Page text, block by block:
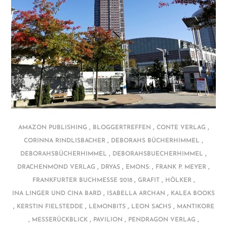
AMAZON PUBLISHING , BLOGGERTREFFEN , CONTE VERLAG ,
CORINNA RINDLISBACHER , DEBORAHS BÜCHERHIMMEL ,
DEBORAHSBÜCHERHIMMEL , DEBORAHSBUECHERHIMMEL ,
DRACHENMOND VERLAG , DRYAS , EMONS: , FRANK P. MEYER ,
FRANKFURTER BUCHMESSE 2018, GRAFIT, HÖLKER,
INA LINGER UND CINA BARD , ISABELLA ARCHAN , KALEA BOOKS
, KERSTIN FIELSTEDDE , LEMONBITS, LEON SACHS, MANTIKORE
, MESSERÜCKBLICK, PAVILION , PENDRAGON VERLAG ,